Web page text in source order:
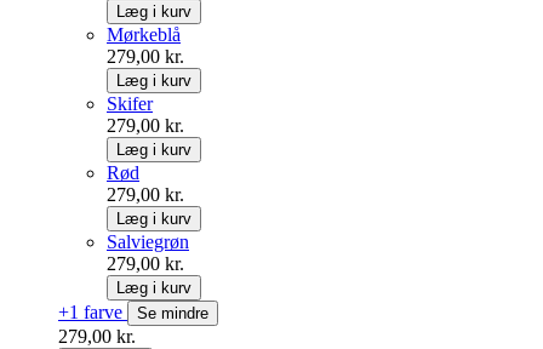
Læg i kurv
Mørkeblå
279,00 kr.
Læg i kurv
Skifer
279,00 kr.
Læg i kurv
Rød
279,00 kr.
Læg i kurv
Salviegrøn
279,00 kr.
Læg i kurv
+1 farve Se mindre
279,00 kr.